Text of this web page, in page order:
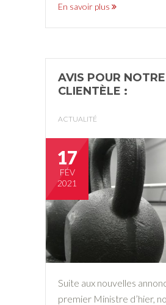
En savoir plus
AVIS POUR
CLIENTÈLE :
ACTUALITÉ
17
FÉV
2021
Suite aux nouvelles
premier Ministre d’hier,